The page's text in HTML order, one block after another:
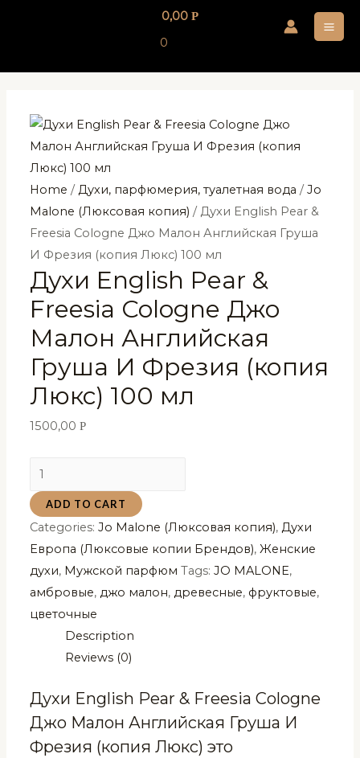
0,00 Р
0
Home /Духи, парфюмерия, туалетная вода /Jo
Malone (Люксовая копия) / Духи English Pear &
Freesia Cologne Джо Малон Английская Груша
И Фрезия (копия Люкс) 100 мл
Духи English Pear &
Freesia Cologne Джо
Малон Английская
Груша И Фрезия (копия
Люкс) 100 мл
1500,00Р
Духи
English
Pear
&
Freesia
Cologne
Джо
Малон
Английская
Груша
Фрезия
(копия
Люкс)
ADD TO CART
Categories:Jo Malone (Люксовая копия),Духи
Европа (Люксовые копии Брендов),Женские
духи, Мужской парфюм Tags:JO MALONE,
амбровые,джо малон,древесные, фруктовые,
цветочные
Description
Reviews (0)
Духи English Pear & Freesia Cologne
Джо Малон Английская Груша И
Фрезия (копия Люкс) это